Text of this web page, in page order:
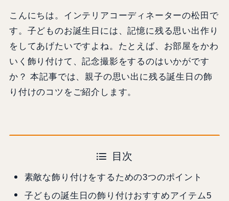
こんにちは。インテリアコーディネーターの松田で
す。子どものお誕生日には、記憶に残る思い出作り
をしてあげたいですよね。たとえば、お部屋をかわ
いく飾り付けて、記念撮影をするのはいかがです
か？ 本記事では、親子の思い出に残る誕生日の飾
り付けのコツをご紹介します。
目次
素敵な飾り付けをするための3つのポイント
子どもの誕生日の飾り付けおすすめアイテム5